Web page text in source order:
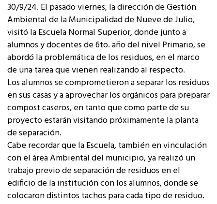
30/9/24. El pasado viernes, la dirección de Gestión
Ambiental de la Municipalidad de Nueve de Julio,
visitó la Escuela Normal Superior, donde junto a
alumnos y docentes de 6to. año del nivel Primario, se
abordó la problemática de los residuos, en el marco
de una tarea que vienen realizando al respecto.
Los alumnos se comprometieron a separar los residuos
en sus casas y a aprovechar los orgánicos para preparar
compost caseros, en tanto que como parte de su
proyecto estarán visitando próximamente la planta
de separación.
Cabe recordar que la Escuela, también en vinculación
con el área Ambiental del municipio, ya realizó un
trabajo previo de separación de residuos en el
edificio de la institución con los alumnos, donde se
colocaron distintos tachos para cada tipo de residuo.